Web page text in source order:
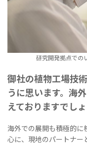
研究開発拠点での
御社の植物工場技
うに思います。海
えておりますでし
海外での展開も積極的に
心に、現地のパートナー